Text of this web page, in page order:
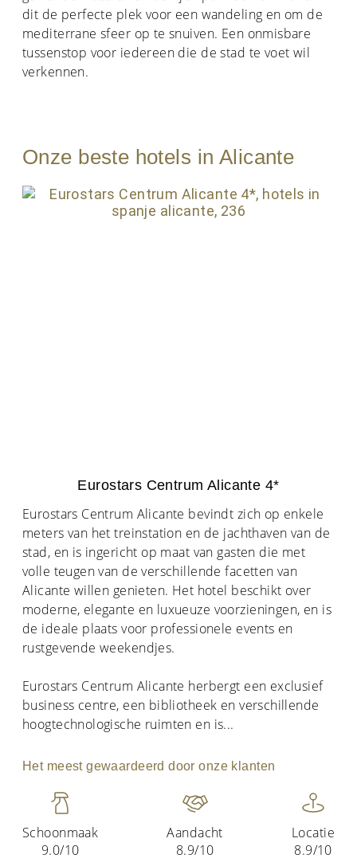
dit de perfecte plek voor een wandeling en om de
mediterrane sfeer op te snuiven. Een onmisbare
tussenstop voor iedereen die de stad te voet wil
verkennen.
Onze beste hotels in Alicante
Eurostars Centrum Alicante 4*
Eurostars Centrum Alicante bevindt zich op enkele
meters van het treinstation en de jachthaven van de
stad, en is ingericht op maat van gasten die met
volle teugen van de verschillende facetten van
Alicante willen genieten. Het hotel beschikt over
moderne, elegante en luxueuze voorzieningen, en is
de ideale plaats voor professionele events en
rustgevende weekendjes.
Eurostars Centrum Alicante herbergt een exclusief
business centre, een bibliotheek en verschillende
hoogtechnologische ruimten en is...
Het meest gewaardeerd door onze klanten
Schoonmaak
9.0/10
Aandacht
8.9/10
Locatie
8.9/10